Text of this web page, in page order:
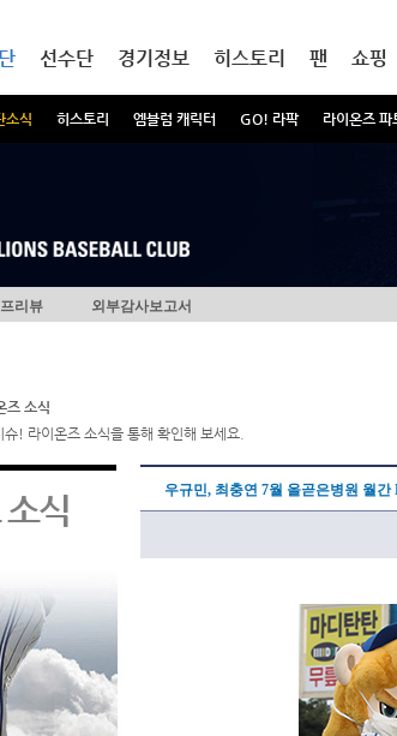
소식 히스토리 엠블럼 캐릭터 GO! 라팍 라이온즈 파
선수단 경기정보 히스토리 팬 쇼핑
프리뷰 외부감사보고서
즈 소식
! 라이온즈 소식을 통해 확인해 보세요.
식 우규민, 최충연 7월 올곧은병원 월간